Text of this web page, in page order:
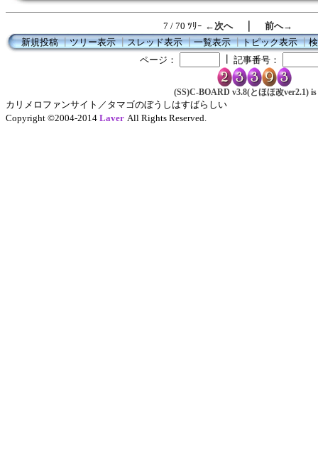
7 / 70 ﾂﾘｰ ←次へ｜ 前へ→
新規投稿┃ツリー表示┃スレッド表示┃一覧表示┃トピック表示┃
ページ：
記事番号：
(SS)C-BOARD v3.8(とほほ改ver2.1) is
カリメロファンサイト／タマゴのぼうしはすばらしい
Copyright ©2004-2014 Laver All Rights Reserved.